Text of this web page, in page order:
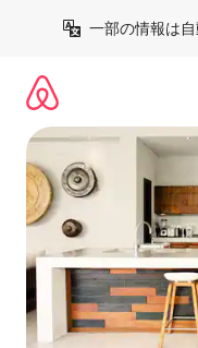
一部の情報は自